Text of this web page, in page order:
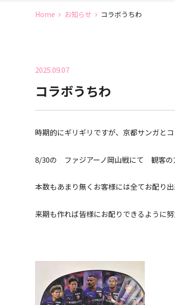
Home お知らせ コラボうちわ
2025.09.07
コラボうちわ
時期的にギリギリですが、京都サンガと
8/30の ファジアーノ岡山戦にて 観客の
本数もあまり無くお客様には全てお配り出
来期も作れば皆様にお配りできるように努